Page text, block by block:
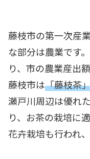
藤枝市の第一次産
な部分は農業です
り、市の農業産出
藤枝市は「藤枝茶
瀬戸川周辺は優れ
り、お茶の栽培に
花卉栽培も行われ